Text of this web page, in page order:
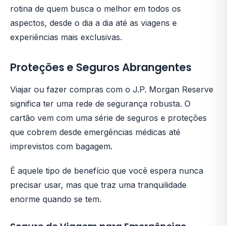
rotina de quem busca o melhor em todos os
aspectos, desde o dia a dia até as viagens e
experiências mais exclusivas.
Proteções e Seguros Abrangentes
Viajar ou fazer compras com o J.P. Morgan Reserve
significa ter uma rede de segurança robusta. O
cartão vem com uma série de seguros e proteções
que cobrem desde emergências médicas até
imprevistos com bagagem.
É aquele tipo de benefício que você espera nunca
precisar usar, mas que traz uma tranquilidade
enorme quando se tem.